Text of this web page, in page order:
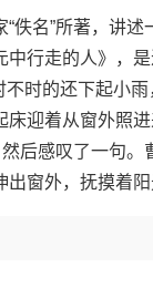
佚名”所著，讲
行走的人》，
时的还下起小
迎着从窗外照
后感叹了一句
窗外，抚摸着阳